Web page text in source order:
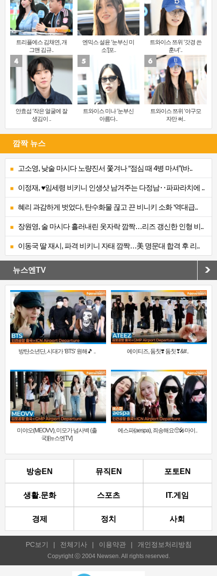
트리플에스 김채연, 개
그맨 김규..
엔믹스 설윤 ‘눈부신 미
소’[포..
트와이스 쯔위 ‘갓경 쓴
훈녀’..
안효섭 ‘작은 얼굴에 잘
생김이 ..
트와이스 미나 ‘눈부신
아름다..
트와이스 쯔위 ‘야구모
자만 써..
깜짝 뉴스
고소영, 낮술 마시다 노량진서 쫓겨나 “점심 때 4병 마셔”(바..
이정재, ♥임세령 비키니 인생샷 남겨주는 다정남‥파파라치에 ..
혜리 과감하게 벗었다, 탄수화물 끊고 끈 비니키 소화 ‘역대급..
장원영, 술 마시다 흘러내린 옷자락 깜짝…리즈 갱신한 인형 비..
이동국 딸 재시, 파격 비키니 자태 깜짝…美 명문대 합격 후 리..
뉴스엔TV
방탄소년단, 시대가 ‘BTS’ 원해🎵 .. 에이티즈, 둠칫❣️ 둠칫❣&#..
미야오(MEOVV), 미모가 넘사벽 (출
국)[뉴스엔TV]
에스파(aespa), 죄송해요🥺🎤마이..
방송EN 뮤직EN 포토EN
생활.문화 스포츠 IT.게임
경제 정치 사회
PC보기 | 전체기사 | 이용약관 | 개인정보처리방침
Copyright ⓒ 2004 Newsen. All rights reserved.